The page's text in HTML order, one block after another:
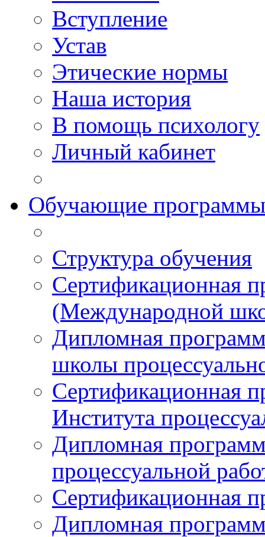
Вступление
Устав
Этические нормы
Наша история
В помощь психологу
Личный кабинет
Обучающие программы
Структура обучения
Сертификационная
(Международной
Дипломная
школы
Сертификационная
Института
Дипломная
процессуальной
Сертификационная
Дипломная